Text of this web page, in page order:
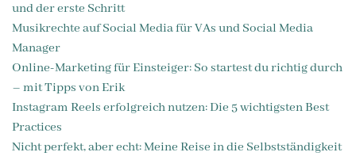
und der erste Schritt
Musikrechte auf Social Media für VAs und Social Media
Manager
Online-Marketing für Einsteiger: So startest du richtig durch
– mit Tipps von Erik
Instagram Reels erfolgreich nutzen: Die 5 wichtigsten Best
Practices
Nicht perfekt, aber echt: Meine Reise in die Selbstständigkeit